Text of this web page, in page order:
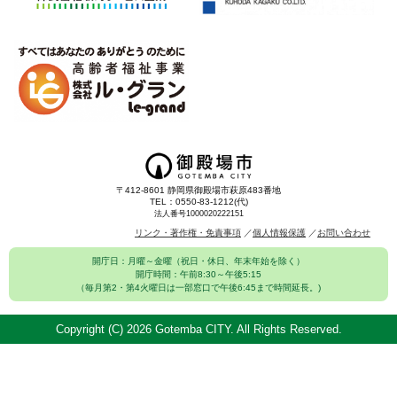
〒412-8601 静岡県御殿場市萩原483番地
TEL：0550-83-1212(代)
法人番号1000020222151
リンク・著作権・免責事項 個人情報保護 お問い合わせ
開庁日：月曜～金曜（祝日・休日、年末年始を除く）
開庁時間：午前8:30～午後5:15
（毎月第2・第4火曜日は一部窓口で午後6:45まで時間延長。)
Copyright (C) 2026 Gotemba CITY. All Rights Reserved.